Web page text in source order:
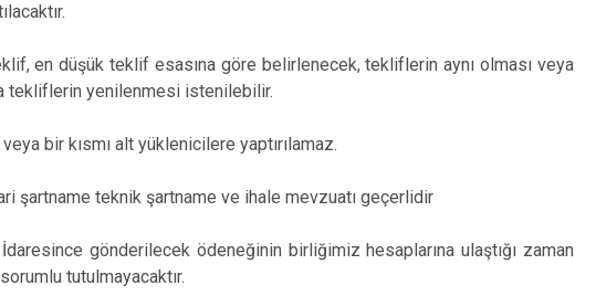
en düşük teklif esasına göre belirlenecek, tekliflerin aynı olması veya
tekliflerin yenilenmesi istenilebilir.
bir kısmı alt yüklenicilere yaptırılamaz.
şartname teknik şartname ve ihale mevzuatı geçerlidir
gönderilecek ödeneğinin birliğimiz hesaplarına ulaştığı zaman
tutulmayacaktır.